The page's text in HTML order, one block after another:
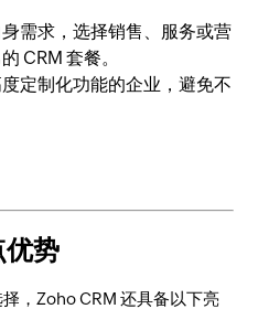
需求，选择销售、服务或营
CRM 套餐。
度定制化功能的企业，避免不
势
，Zoho CRM 还具备以下亮